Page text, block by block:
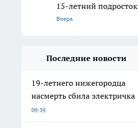
15-летний
Вчера
Последние новости
19-летнего нижегородца
насмерть сбила электричка
09:39